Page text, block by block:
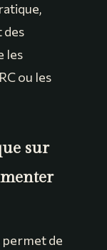
les
ou les
sur
permet de